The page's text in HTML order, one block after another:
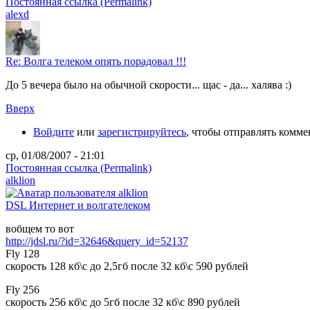
alexd
Re: Волга телеком опять порадовал !!!
До 5 вечера было на обычной скорости... щас - да... халява :)
Вверх
Войдите или зарегистрируйтесь, чтобы отправлять
ср, 01/08/2007 - 21:01
Постоянная ссылка (Permalink)
alklion
DSL Интернет и волгателеком
вобщем то вот
http://jdsl.ru/?id=32646&query_id=52137
Fly 128
скорость 128 кб\с до 2,5гб после 32 кб\с 590 рублей
Fly 256
скорость 256 кб\с до 5гб после 32 кб\с 890 рублей